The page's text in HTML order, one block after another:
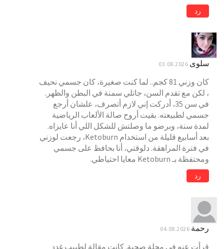
رد
سلوى 03.08.2026
كان وزني 81 كجم.. لما كنت صغيرة، كان جسمي نحيف
، لكن مع تقدم السن، جاتلي سمنة في البطن والظهر.
في سن 35، أدركت إني لازم أتصرف، علشان أرجع
جسمي لطبيعته. بقيت أروح صالة الألعاب الرياضية
لمدة سنة، وبرضو ما وصلتش للشكل اللي أنا عايزاه.
بعد أسابيع قليلة من استخدام Ketoburn، رجعت لوزني
في فترة المراهقة. دلوقتي، أنا بحافظ على جسمي
ومحتفظة بـ Ketoburn معايا احتياطي.
رد
رحمة 04.08.2026
قرأت عنه في مجلة صحية. كانت مقالة لطبيب غدد